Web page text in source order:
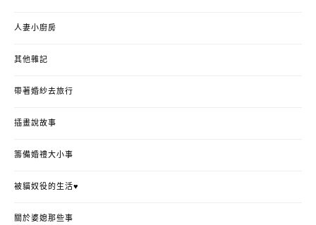
人妻小廚房
其他雜記
帶著婚紗去旅行
插畫說故事
籌備婚禮大小事
被貓奴役的生活♥
關於婆媳那些事